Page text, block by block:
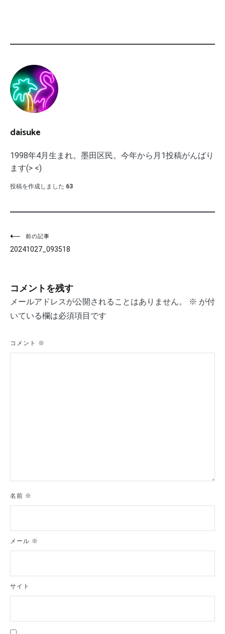
daisuke
1998年4月生まれ。墨田区民。今年から月1投稿がんばり
ます(> <)
投稿を作成しました 63
投
稿
ビ
ゲ
シ
前の記事
20241027_093518
コメントを残す
メールアドレスが公開されることはありません。 ※ が付
いている欄は必須項目です
コメント ※
名前 ※
メール ※
サイト